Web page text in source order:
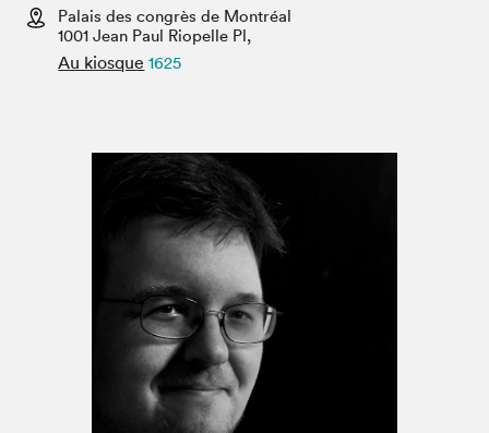
Espace médias
Palais des congrès de Montréal
1001 Jean Paul Riopelle Pl,
Au kiosque 1625